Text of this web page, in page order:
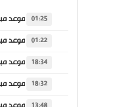
01:25
01:22
18:34
18:32